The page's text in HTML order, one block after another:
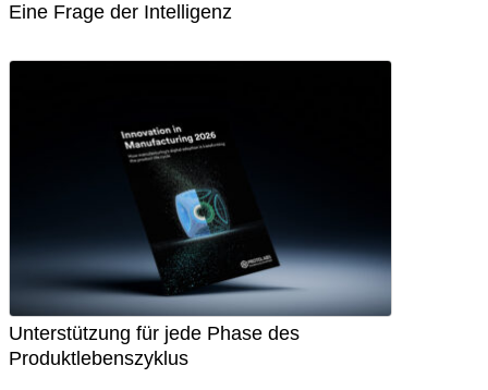
Eine Frage der Intelligenz
Unterstützung für jede Phase des
Produktlebenszyklus